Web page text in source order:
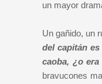
un mayor
Un gañido, un
del capitán
caoba, ¿o era
bravucones